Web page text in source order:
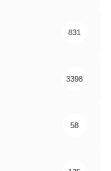
831
3398
58